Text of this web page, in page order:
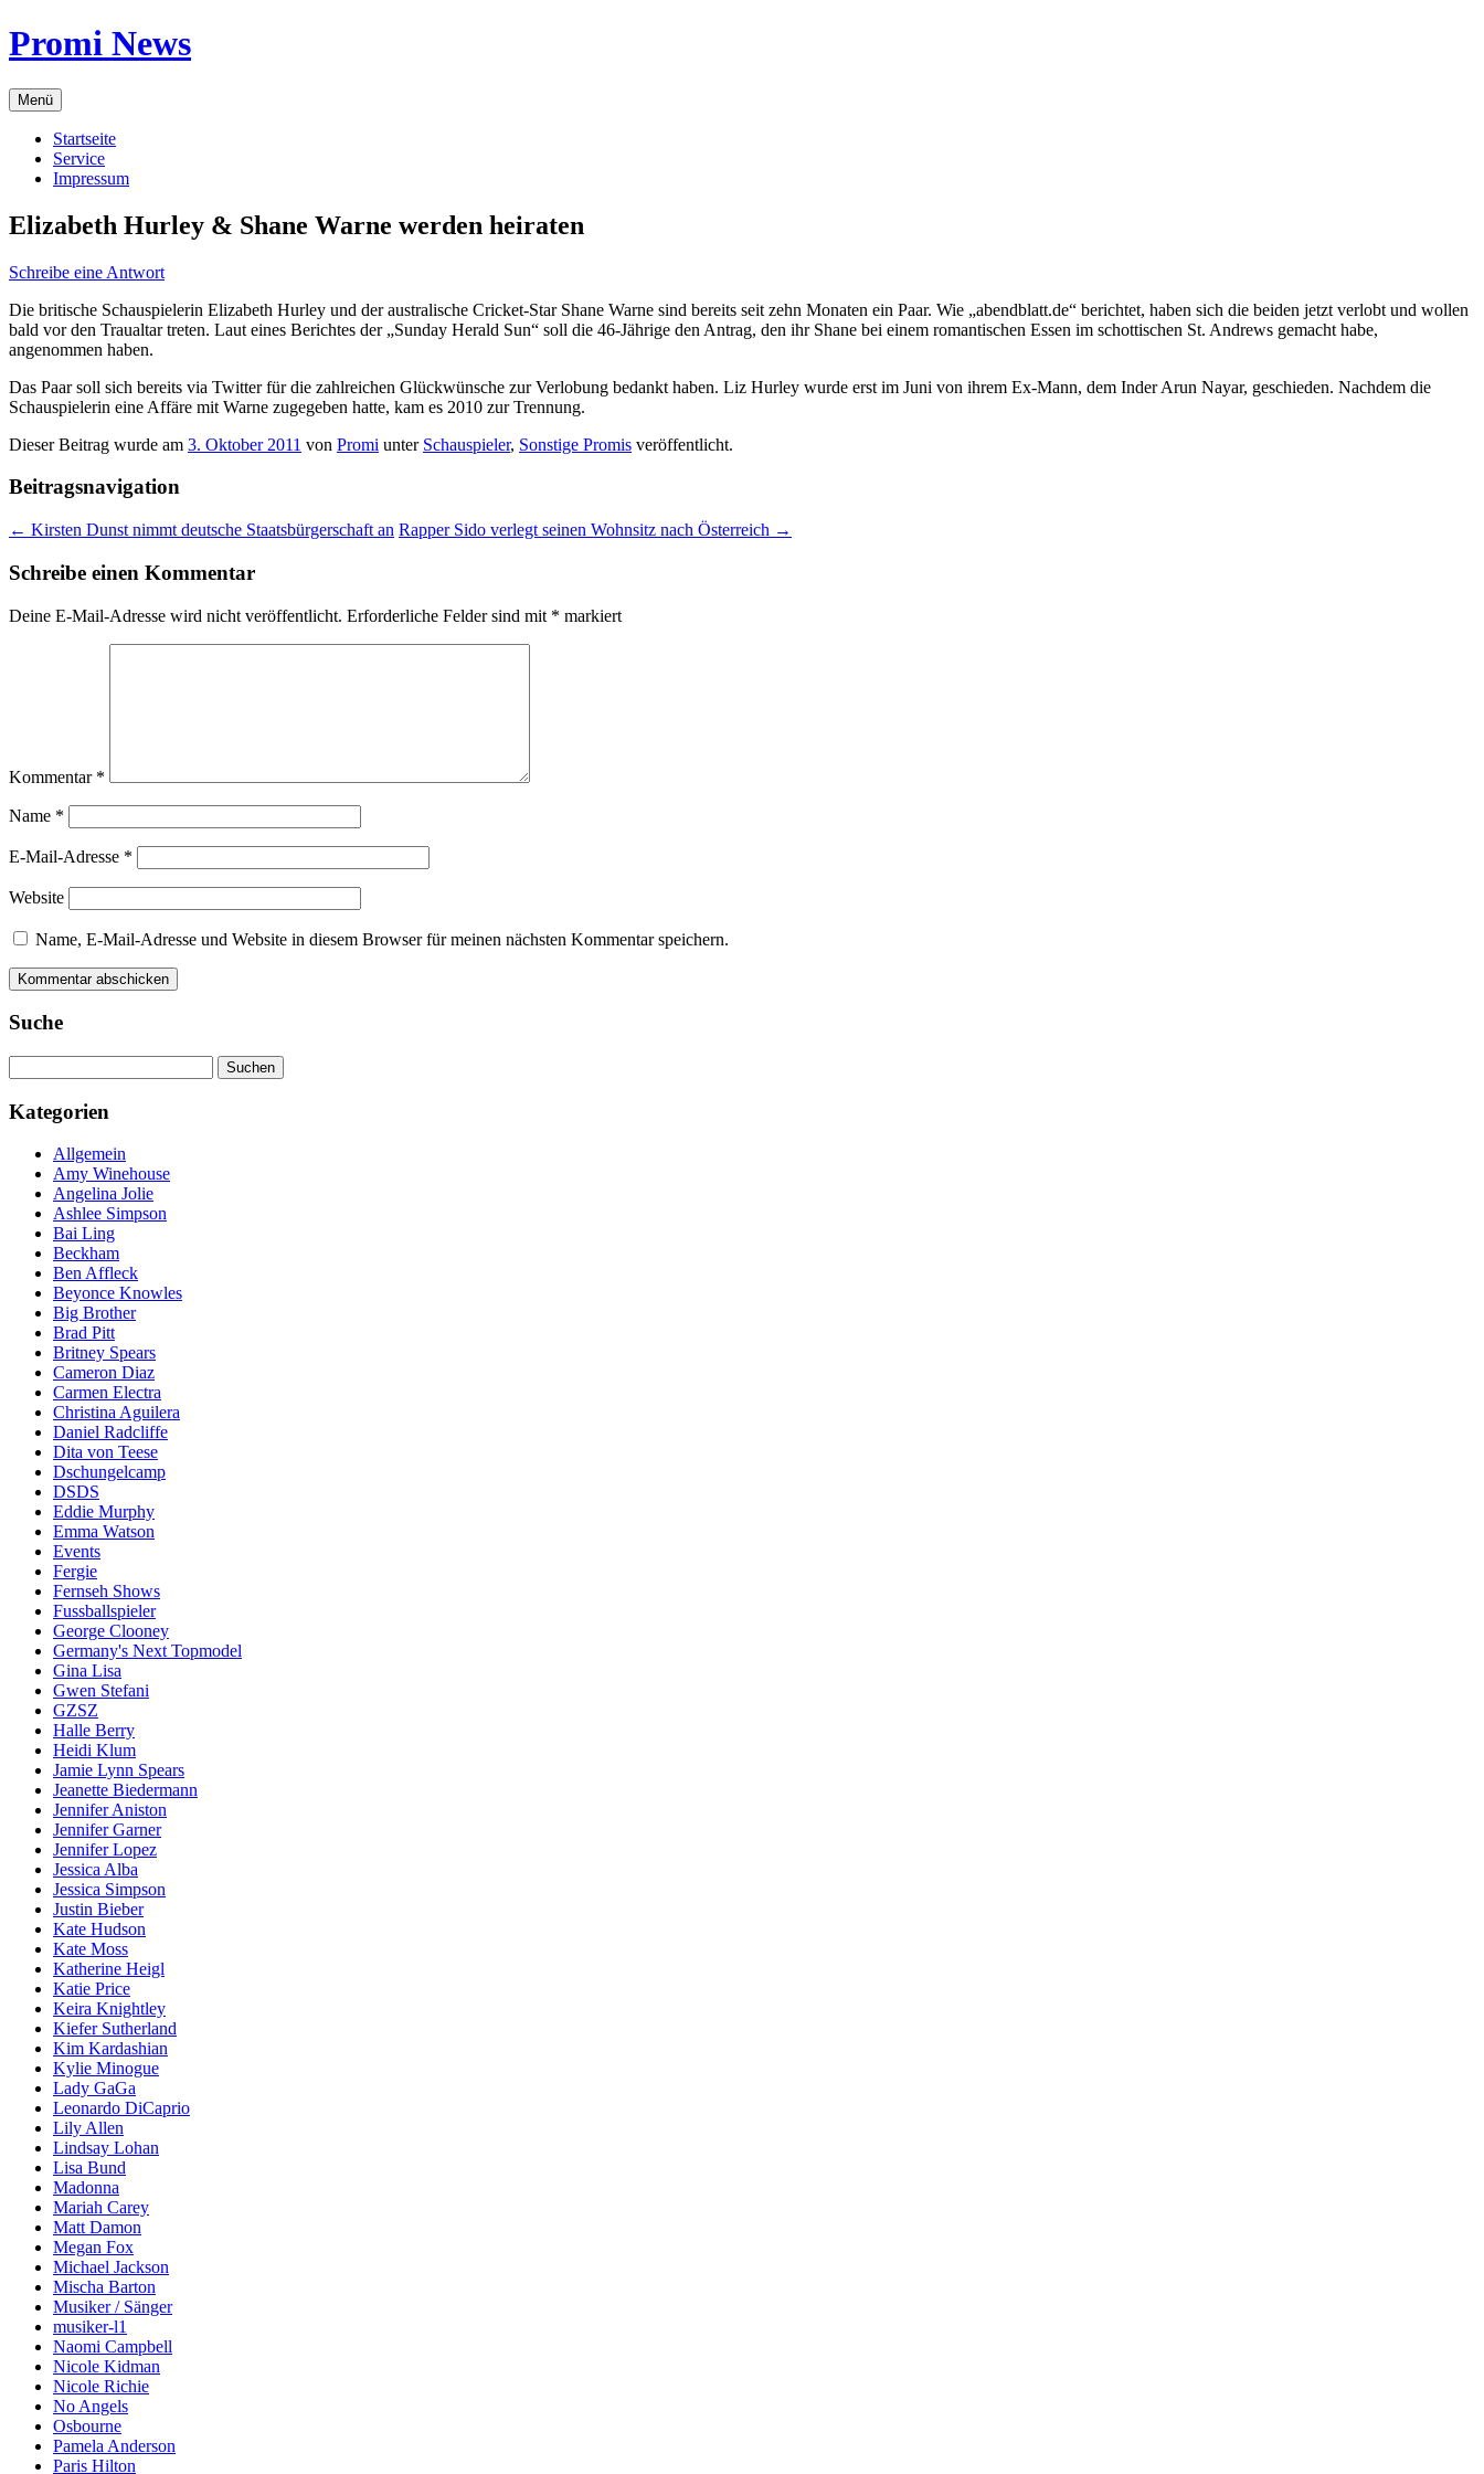
Zum
Inhalt
Promi News
Menü
Startseite
Service
Impressum
Elizabeth Hurley & Shane Warne werden heiraten
Schreibe eine Antwort
Die britische Schauspielerin Elizabeth Hurley und der australische Cricket-Star Shane Warne sind bereits seit zehn Monaten ein Paar. Wie „abendblatt.de“ berichtet, haben sich die beiden jetzt verlobt und wollen
bald vor den Traualtar treten. Laut eines Berichtes der „Sunday Herald Sun“ soll die 46-Jährige den Antrag, den ihr Shane bei einem romantischen Essen im schottischen St. Andrews gemacht habe,
angenommen haben.
Das Paar soll sich bereits via Twitter für die zahlreichen Glückwünsche zur Verlobung bedankt haben. Liz Hurley wurde erst im Juni von ihrem Ex-Mann, dem Inder Arun Nayar, geschieden. Nachdem die
Schauspielerin eine Affäre mit Warne zugegeben hatte, kam es 2010 zur Trennung.
Dieser Beitrag wurde am 3. Oktober 2011 von Promi unter Schauspieler, Sonstige Promis veröffentlicht.
Beitragsnavigation
← Kirsten Dunst nimmt deutsche Staatsbürgerschaft an Rapper Sido verlegt seinen Wohnsitz nach Österreich →
Schreibe einen Kommentar
Deine E-Mail-Adresse wird nicht veröffentlicht. Erforderliche Felder sind mit * markiert
Kommentar *
Name *
E-Mail-Adresse *
Website
Name, E-Mail-Adresse und Website in diesem Browser für meinen nächsten Kommentar speichern.
Suche
nach:
Kategorien
Allgemein
Amy Winehouse
Angelina Jolie
Ashlee Simpson
Bai Ling
Beckham
Ben Affleck
Beyonce Knowles
Big Brother
Brad Pitt
Britney Spears
Cameron Diaz
Carmen Electra
Christina Aguilera
Daniel Radcliffe
Dita von Teese
Dschungelcamp
DSDS
Eddie Murphy
Emma Watson
Events
Fergie
Fernseh Shows
Fussballspieler
George Clooney
Germany's Next Topmodel
Gina Lisa
Gwen Stefani
GZSZ
Halle Berry
Heidi Klum
Jamie Lynn Spears
Jeanette Biedermann
Jennifer Aniston
Jennifer Garner
Jennifer Lopez
Jessica Alba
Jessica Simpson
Justin Bieber
Kate Hudson
Kate Moss
Katherine Heigl
Katie Price
Keira Knightley
Kiefer Sutherland
Kim Kardashian
Kylie Minogue
Lady GaGa
Leonardo DiCaprio
Lily Allen
Lindsay Lohan
Lisa Bund
Madonna
Mariah Carey
Matt Damon
Megan Fox
Michael Jackson
Mischa Barton
Musiker / Sänger
musiker-l1
Naomi Campbell
Nicole Kidman
Nicole Richie
No Angels
Osbourne
Pamela Anderson
Paris Hilton